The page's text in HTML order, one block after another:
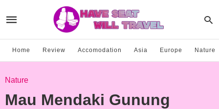
Home Review Accomodation Asia Europe Nature
Nature
Mau Mendaki Gunung